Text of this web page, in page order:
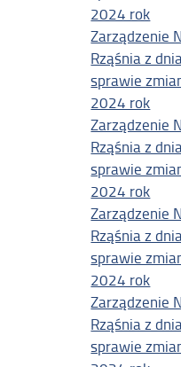
2024 rok
Zarządzenie
Rząśnia z
sprawie
2024 rok
Zarządzenie
Rząśnia z
sprawie
2024 rok
Zarządzenie
Rząśnia z
sprawie
2024 rok
Zarządzenie
Rząśnia z
sprawie